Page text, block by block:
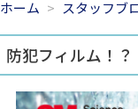
ホーム スタッフブ
防犯フィルム！？